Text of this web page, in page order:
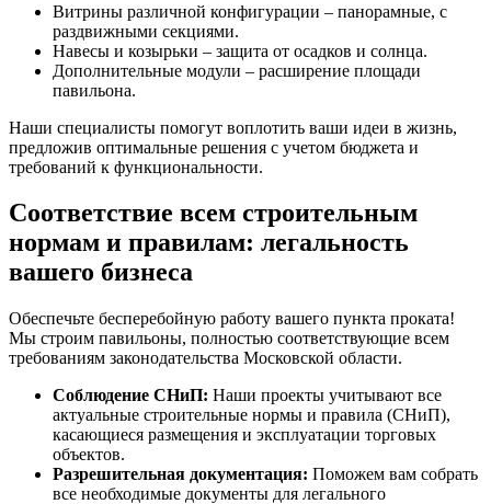
Витрины различной конфигурации – панорамные, с
раздвижными секциями.
Навесы и козырьки – защита от осадков и солнца.
Дополнительные модули – расширение площади
павильона.
Наши специалисты помогут воплотить ваши идеи в жизнь,
предложив оптимальные решения с учетом бюджета и
требований к функциональности.
Соответствие всем строительным
нормам и правилам: легальность
вашего бизнеса
Обеспечьте бесперебойную работу вашего пункта проката!
Мы строим павильоны, полностью соответствующие всем
требованиям законодательства Московской области.
Соблюдение СНиП: Наши проекты учитывают все
актуальные строительные нормы и правила (СНиП),
касающиеся размещения и эксплуатации торговых
объектов.
Разрешительная документация: Поможем вам собрать
все необходимые документы для легального